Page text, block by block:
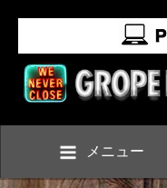
メニュー